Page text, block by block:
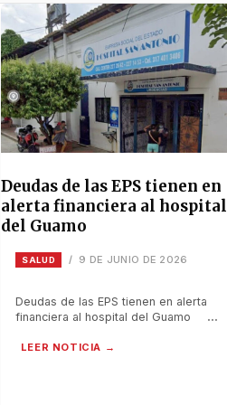
Deudas de las EPS tienen en
alerta financiera al hospital
del Guamo
SALUD / 9 DE JUNIO DE 2026
Deudas de las EPS tienen en alerta
financiera al hospital del Guamo